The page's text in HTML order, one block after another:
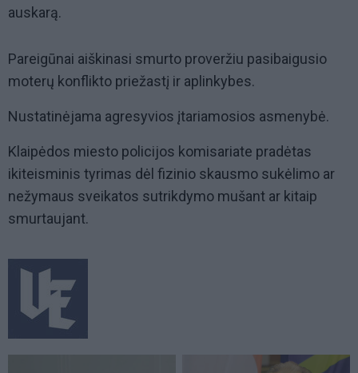
auskarą.
Pareigūnai aiškinasi smurto proveržiu pasibaigusio
moterų konflikto priežastį ir aplinkybes.
Nustatinėjama agresyvios įtariamosios asmenybė.
Klaipėdos miesto policijos komisariate pradėtas
ikiteisminis tyrimas dėl fizinio skausmo sukėlimo ar
nežymaus sveikatos sutrikdymo mušant ar kitaip
smurtaujant.